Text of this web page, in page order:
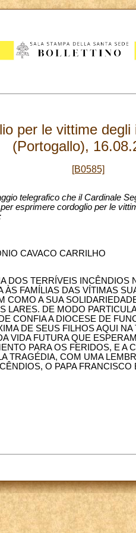
per le vittime degli
(Portogallo),
[B0585]
telegrafico che il Cardinale
esprimere cordoglio per le
CAVACO CARRILHO
DOS TERRÍVEIS INCÊNDIOS
ÀS FAMÍLIAS DAS VÍTIMAS
COMO A SUA
LARES. DE MODO
CONFIA A DIOCESE DE
DE SEUS FILHOS AQUI
VIDA FUTURA QUE
PARA OS FERIDOS, E A
TRAGÉDIA, COM UMA
O PAPA